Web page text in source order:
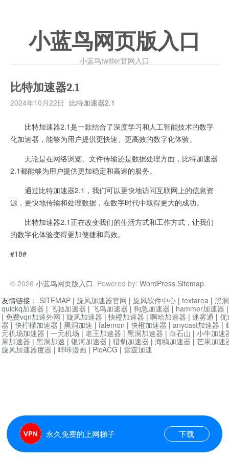
小蓝鸟网页版入口
小蓝鸟twitter官网入口
比特加速器2.1
2024年10月22日 比特加速器2.1
比特加速器2.1是一款结合了深度学习和人工智能技术的数字
化加速器，能够为用户提供更快速、更高效的数字化体验。
无论是在网络浏览、文件传输还是数据处理方面，比特加速器
2.1都能够为用户提供更加稳定和高速的服务。
通过比特加速器2.1，我们可以更快地访问互联网上的信息资
源，更快地传输和处理数据，在数字时代中取得更大的成功。
比特加速器2.1正在改变我们的生活方式和工作方式，让我们
的数字化体验变得更加便捷和高效。
#18#
© 2026 小蓝鸟网页版入口. Powered by: WordPress.Sitemap.
永久免费的上网梯子 下载
友情链接： SITEMAP | 旋风加速器官网 | 旋风软件中心 | textarea | 黑
quickq加速器 | 飞驰加速器 | 飞鸟加速器 | 狗急加速器 | hammer加速器
| 免费vqn加速外网 | 旋风加速器 |快橙加速器 | 啊哈加速器 | 迷雾通 | 优
器 |快柠檬加速器 | 黑洞加速 | falemon |快橙加速器 | anycast加速器 |
元机场加速器 | 一元机场 | 老王加速器 | 黑洞加速器 | 白石山 | 小牛加速
果加速器 | 黑洞加速 | 银河加速器 | 猎豹加速器 | 海鸥加速器 | 芒果加速
旋风加速器度器 | 哔咔漫画 | PicACG | 雷霆加速